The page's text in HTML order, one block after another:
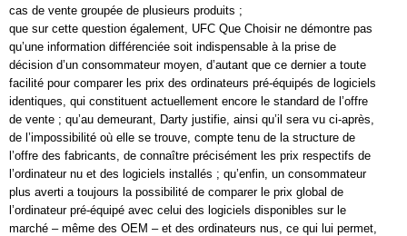
cas de vente groupée de plusieurs produits ;
que sur cette question également, UFC Que Choisir ne démontre pas
qu’une information différenciée soit indispensable à la prise de
décision d’un consommateur moyen, d’autant que ce dernier a toute
facilité pour comparer les prix des ordinateurs pré-équipés de logiciels
identiques, qui constituent actuellement encore le standard de l’offre
de vente ; qu’au demeurant, Darty justifie, ainsi qu’il sera vu ci-après,
de l’impossibilité où elle se trouve, compte tenu de la structure de
l’offre des fabricants, de connaître précisément les prix respectifs de
l’ordinateur nu et des logiciels installés ; qu’enfin, un consommateur
plus averti a toujours la possibilité de comparer le prix global de
l’ordinateur pré-équipé avec celui des logiciels disponibles sur le
marché – même des OEM – et des ordinateurs nus, ce qui lui permet,